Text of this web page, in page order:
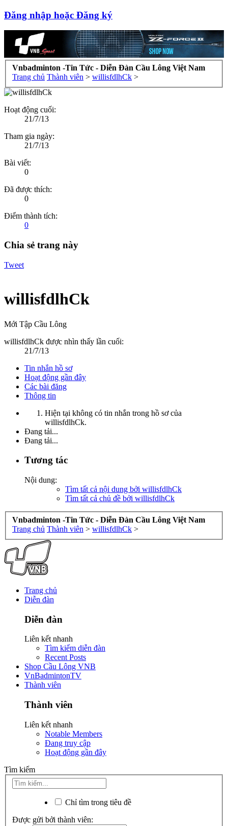
Đăng nhập hoặc Đăng ký
Vnbadminton -Tin Tức - Diễn Đàn Cầu Lông Việt Nam
Trang chủ Thành viên > willisfdlhCk >
Hoạt động cuối:
21/7/13
Tham gia ngày:
21/7/13
Bài viết:
0
Đã được thích:
0
Điểm thành tích:
0
Chia sẻ trang này
Tweet
willisfdlhCk
Mới Tập Cầu Lông
willisfdlhCk được nhìn thấy lần cuối:
21/7/13
Tin nhắn hồ sơ
Hoạt động gần đây
Các bài đăng
Thông tin
Hiện tại không có tin nhắn trong hồ sơ của
willisfdlhCk.
Đang tải...
Đang tải...
Tương tác
Nội dung:
Tìm tất cả nội dung bởi willisfdlhCk
Tìm tất cả chủ đề bởi willisfdlhCk
Vnbadminton -Tin Tức - Diễn Đàn Cầu Lông Việt Nam
Trang chủ Thành viên > willisfdlhCk >
Trang chủ
Diễn đàn
Diễn đàn
Liên kết nhanh
Tìm kiếm diễn đàn
Recent Posts
Shop Cầu Lông VNB
VnBadmintonTV
Thành viên
Thành viên
Liên kết nhanh
Notable Members
Đang truy cập
Hoạt động gần đây
Tìm kiếm
Chỉ tìm trong tiêu đề
Được gửi bởi thành viên: